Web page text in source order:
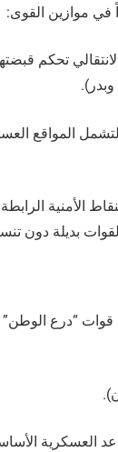
في موازين القوى:
تحكم
لتشمل المواقع
الأمنية
بديلة دون
قوات “درع
العسكرية